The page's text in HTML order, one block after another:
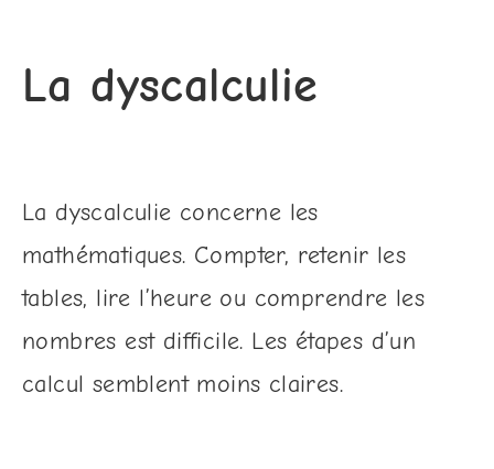
La dyscalculie
La dyscalculie concerne les
mathématiques. Compter, retenir les
tables, lire l’heure ou comprendre les
nombres est difficile. Les étapes d’un
calcul semblent moins claires.